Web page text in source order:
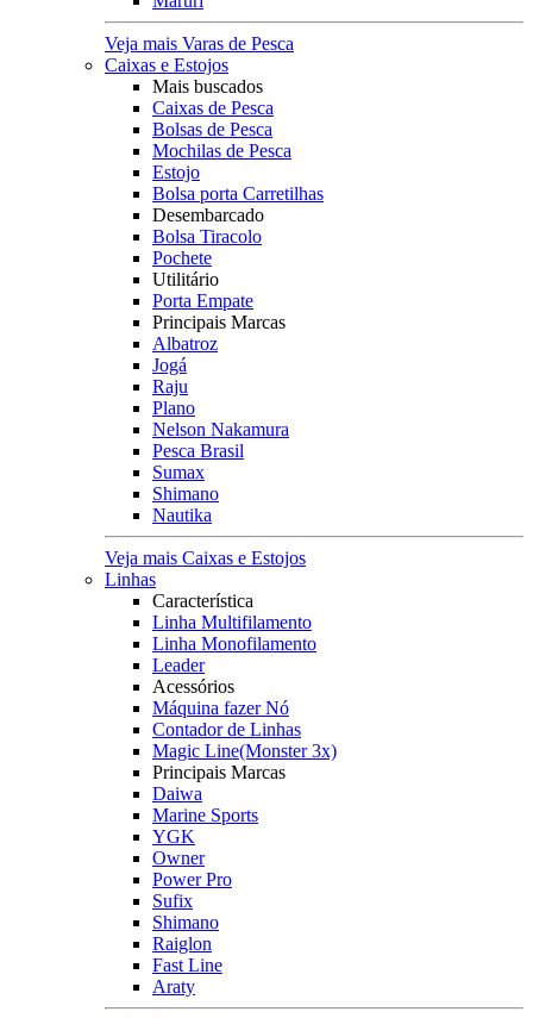
Veja mais Varas de Pesca
Caixas e Estojos
Mais buscados
Caixas de Pesca
Bolsas de Pesca
Mochilas de Pesca
Estojo
Bolsa porta Carretilhas
Desembarcado
Bolsa Tiracolo
Pochete
Utilitário
Porta Empate
Principais Marcas
Albatroz
Jogá
Raju
Plano
Nelson Nakamura
Pesca Brasil
Sumax
Shimano
Nautika
Veja mais Caixas e Estojos
Linhas
Característica
Linha Multifilamento
Linha Monofilamento
Leader
Acessórios
Máquina fazer Nó
Contador de Linhas
Magic Line(Monster 3x)
Principais Marcas
Daiwa
Marine Sports
YGK
Owner
Power Pro
Sufix
Shimano
Raiglon
Fast Line
Araty